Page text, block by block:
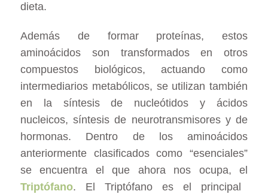
dieta.
Además de formar proteínas, estos
aminoácidos son transformados en otros
compuestos biológicos, actuando como
intermediarios metabólicos, se utilizan también
en la síntesis de nucleótidos y ácidos
nucleicos, síntesis de neurotransmisores y de
hormonas. Dentro de los aminoácidos
anteriormente clasificados como “esenciales”
se encuentra el que ahora nos ocupa, el
Triptófano. El Triptófano es el principal